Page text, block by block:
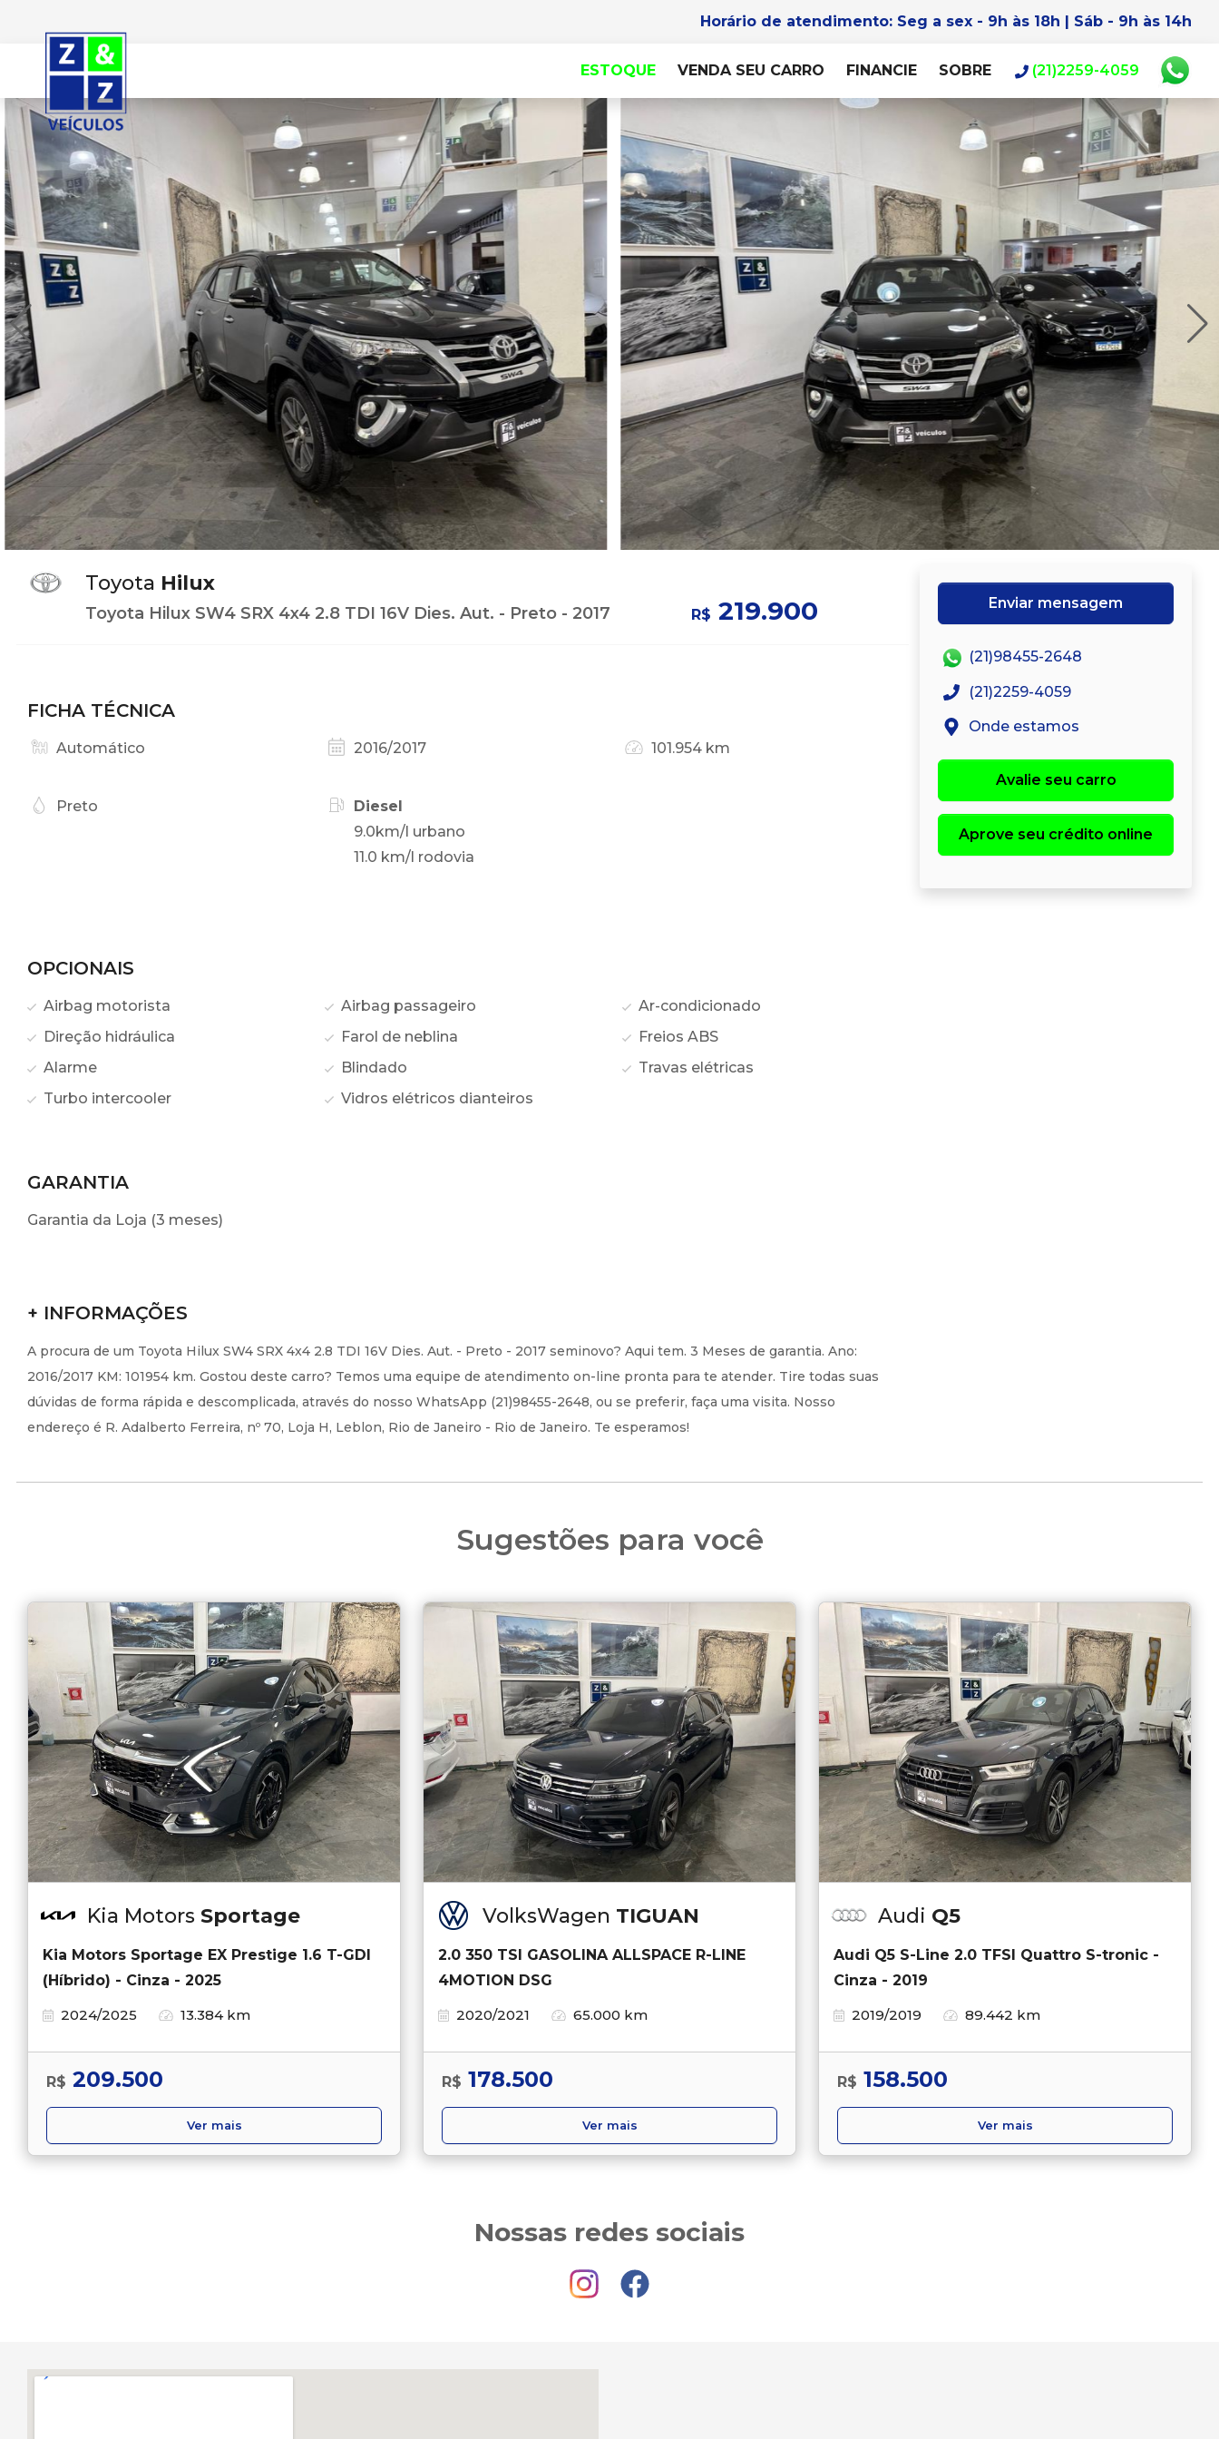
Horário de atendimento: Seg a sex - 9h às 18h | Sáb - 9h às 14h
ESTOQUE VENDA SEU CARRO FINANCIE SOBRE (21)2259-4059
Toyota Hilux
Toyota Hilux SW4 SRX 4x4 2.8 TDI 16V Dies. Aut. - Preto - 2017 R$ 219.900
FICHA TÉCNICA
Automático 2016/2017 101.954 km
Preto
Diesel
9.0km/l urbano
11.0 km/l rodovia
OPCIONAIS
Airbag motorista Airbag passageiro
Ar-condicionado
Direção hidráulica
Farol de neblina
Freios ABS
Alarme
Blindado
Travas elétricas
Turbo intercooler
Vidros elétricos dianteiros
GARANTIA
Garantia da Loja (3 meses)
+ INFORMAÇÕES
A procura de um Toyota Hilux SW4 SRX 4x4 2.8 TDI 16V Dies. Aut. - Preto - 2017 seminovo? Aqui tem. 3 Meses de garantia. Ano:
2016/2017 KM: 101954 km. Gostou deste carro? Temos uma equipe de atendimento on-line pronta para te atender. Tire todas suas
dúvidas de forma rápida e descomplicada, através do nosso WhatsApp (21)98455-2648, ou se preferir, faça uma visita. Nosso
endereço é R. Adalberto Ferreira, nº 70, Loja H, Leblon, Rio de Janeiro - Rio de Janeiro. Te esperamos!
Enviar mensagem
(21)98455-2648
(21)2259-4059
Onde estamos
Avalie seu carro
Aprove seu crédito online
Sugestões para você
Kia Motors Sportage
Kia Motors Sportage EX Prestige 1.6 T-GDI
(Híbrido) - Cinza - 2025
2024/2025
13.384 km
R$ 209.500
Ver mais
VolksWagen TIGUAN
2.0 350 TSI GASOLINA ALLSPACE R-LINE
4MOTION DSG
2020/2021
65.000 km
R$ 178.500
Ver mais
Audi Q5
Audi Q5 S-Line 2.0 TFSI Quattro S-tronic -
Cinza - 2019
2019/2019
89.442 km
R$ 158.500
Ver mais
Nossas redes sociais